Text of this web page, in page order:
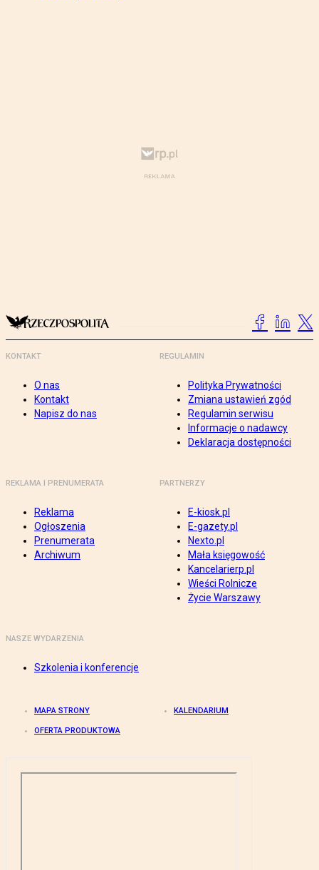
KONTAKT
O nas
Kontakt
Napisz do nas
REGULAMIN
Polityka Prywatności
Zmiana ustawień zgód
Regulamin serwisu
Informacje o nadawcy
Deklaracja dostępności
REKLAMA I PRENUMERATA
Reklama
Ogłoszenia
Prenumerata
Archiwum
PARTNERZY
E-kiosk.pl
E-gazety.pl
Nexto.pl
Mała księgowość
Kancelarierp.pl
Wieści Rolnicze
Życie Warszawy
NASZE WYDARZENIA
Szkolenia i konferencje
MAPA STRONY KALENDARIUM
OFERTA PRODUKTOWA